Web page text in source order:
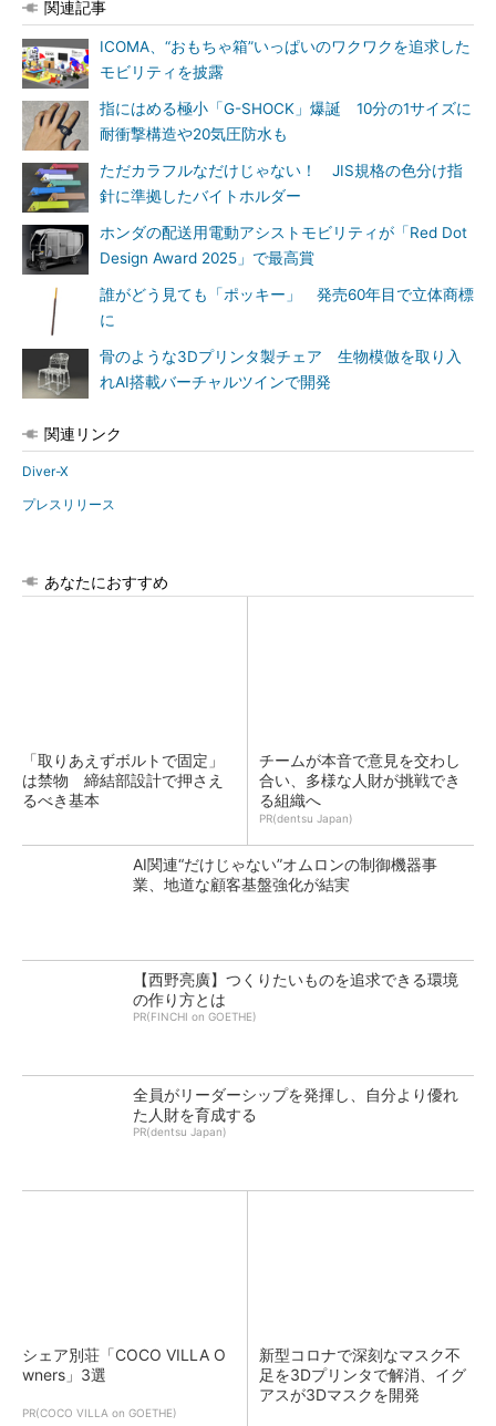
関連記事
ICOMA、“おもちゃ箱”いっぱいのワクワクを追求した
モビリティを披露
指にはめる極小「G-SHOCK」爆誕 10分の1サイズに
耐衝撃構造や20気圧防水も
ただカラフルなだけじゃない！ JIS規格の色分け指
針に準拠したバイトホルダー
ホンダの配送用電動アシストモビリティが「Red Dot
Design Award 2025」で最高賞
誰がどう見ても「ポッキー」 発売60年目で立体商標
に
骨のような3Dプリンタ製チェア 生物模倣を取り入
れAI搭載バーチャルツインで開発
関連リンク
Diver-X
プレスリリース
あなたにおすすめ
「取りあえずボルトで固定」
は禁物 締結部設計で押さえ
るべき基本
チームが本音で意見を交わし
合い、多様な人財が挑戦でき
る組織へ
PR(dentsu Japan)
AI関連“だけじゃない”オムロンの制御機器事
業、地道な顧客基盤強化が結実
【西野亮廣】つくりたいものを追求できる環境
の作り方とは
PR(FINCHI on GOETHE)
全員がリーダーシップを発揮し、自分より優れ
た人財を育成する
PR(dentsu Japan)
シェア別荘「COCO VILLA O
wners」3選
PR(COCO VILLA on GOETHE)
新型コロナで深刻なマスク不
足を3Dプリンタで解消、イグ
アスが3Dマスクを開発